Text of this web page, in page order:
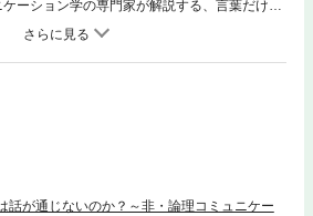
ーション学の専門家が解説する、言葉だけに
話が通じないのか？～非・論理コミュニケー